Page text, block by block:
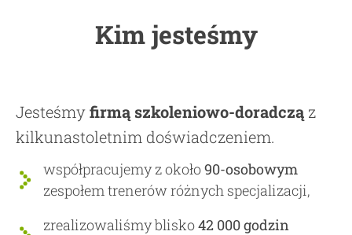
Kim jesteśmy
Jesteśmyfirmą szkoleniowo-doradczą z
kilkunastoletnim doświadczeniem.
współpracujemy z około90-osobowym
zespołem trenerów różnych specjalizacji,
zrealizowaliśmy blisko42 000 godzin